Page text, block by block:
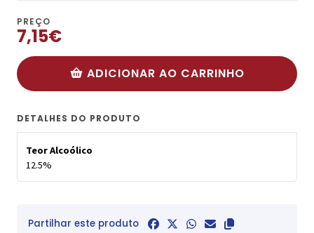
PREÇO
7,15€
ADICIONAR AO CARRINHO
DETALHES DO PRODUTO
Teor Alcoólico
12.5%
Partilhar este produto